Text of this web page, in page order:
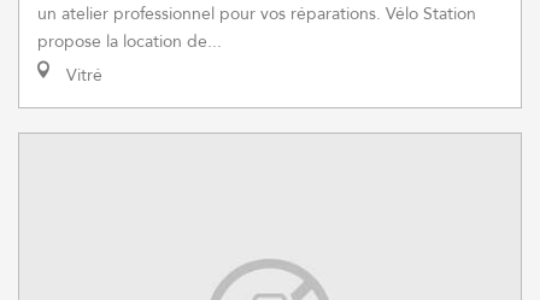
un atelier professionnel pour vos réparations. Vélo Station
propose la location de...
Vitré